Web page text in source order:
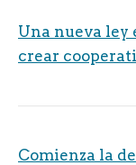
Una nueva
crear
Comienza la